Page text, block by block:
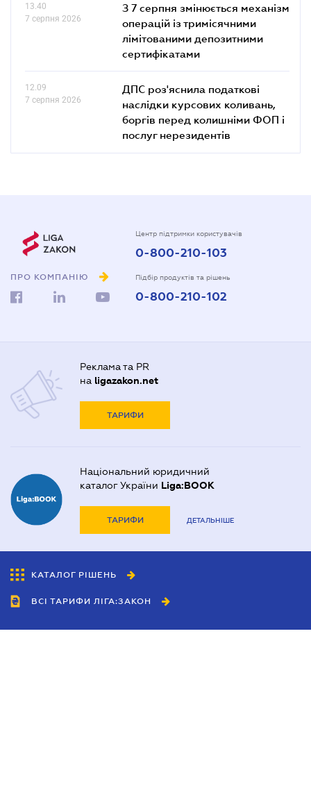
13.40
7 серпня 2026
З 7 серпня змінюється механізм
операцій із тримісячними
лімітованими депозитними
сертифікатами
12.09
7 серпня 2026
ДПС роз'яснила податкові
наслідки курсових коливань,
боргів перед колишніми ФОП і
послуг нерезидентів
ПРО КОМПАНІЮ
Центр підтримки користувачів
0-800-210-103
Підбір продуктів та рішень
0-800-210-102
Реклама та PR
на ligazakon.net
ТАРИФИ
Національний юридичний
каталог України Liga:BOOK
ТАРИФИ ДЕТАЛЬНІШЕ
КАТАЛОГ РІШЕНЬ
ВСІ ТАРИФИ ЛІГА:ЗАКОН